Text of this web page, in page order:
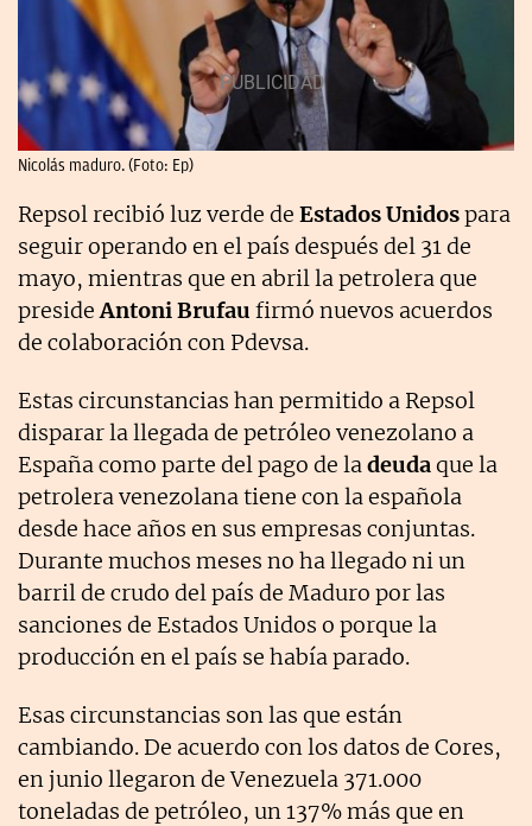
Nicolás maduro. (Foto: Ep)
Repsol recibió luz verde de Estados Unidospara
seguir operando en el país después del 31 de
mayo, mientras que en abril la petrolera que
preside Antoni Brufau firmó nuevos acuerdos
de colaboración con Pdevsa.
Estas circunstancias han permitido a Repsol
disparar la llegada de petróleo venezolano a
España como parte del pago de la deudaque la
petrolera venezolana tiene con la española
desde hace años en sus empresas conjuntas.
Durante muchos meses no ha llegado ni un
barril de crudo del país de Maduro por las
sanciones de Estados Unidos o porque la
producción en el país se había parado.
Esas circunstancias son las que están
cambiando. De acuerdo con los datos de Cores,
en junio llegaron de Venezuela 371.000
toneladas de petróleo, un 137% más que en